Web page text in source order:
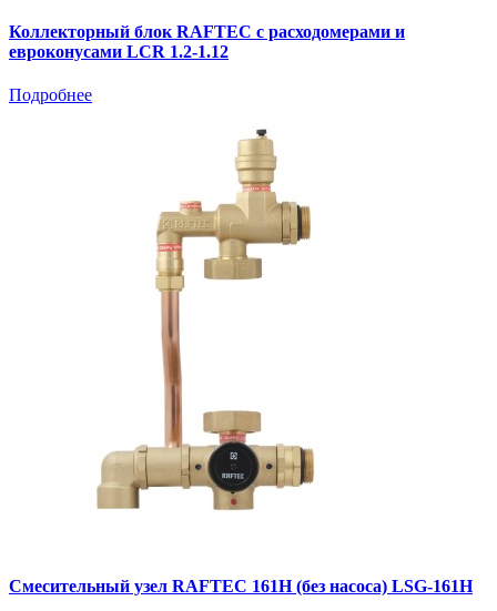
Коллекторный блок RAFTEC с расходомерами и
евроконусами LCR 1.2-1.12
Подробнее
Смесительный узел RAFTEC 161H (без насоса) LSG-161H